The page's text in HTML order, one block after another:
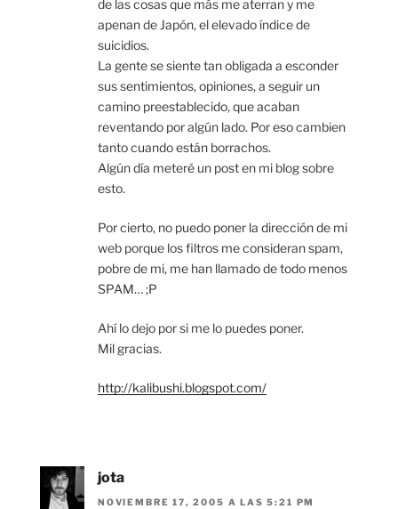
de las cosas que más me aterran y me
apenan de Japón, el elevado índice de
suicidios.
La gente se siente tan obligada a esconder
sus sentimientos, opiniones, a seguir un
camino preestablecido, que acaban
reventando por algún lado. Por eso cambien
tanto cuando están borrachos.
Algún día meteré un post en mi blog sobre
esto.
Por cierto, no puedo poner la dirección de mi
web porque los filtros me consideran spam,
pobre de mi, me han llamado de todo menos
SPAM… ;P
Ahí lo dejo por si me lo puedes poner.
Mil gracias.
http://kalibushi.blogspot.com/
jota
NOVIEMBRE 17, 2005 A LAS 5:21 PM